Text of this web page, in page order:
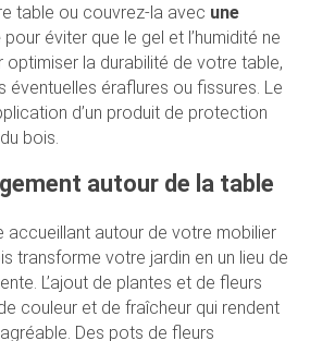
table ou couvrez-la avec une
pour éviter que le gel et l’humidité ne
optimiser la durabilité de votre table,
éventuelles éraflures ou fissures. Le
d’un produit de protection
bois.
autour de la table
accueillant autour de votre mobilier
transforme votre jardin en un lieu de
L’ajout de plantes et de fleurs
couleur et de fraîcheur qui rendent
Des pots de fleurs